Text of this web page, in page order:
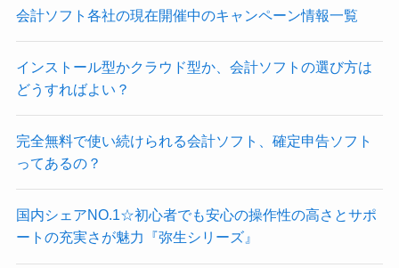
会計ソフト各社の現在開催中のキャンペーン情報一覧
インストール型かクラウド型か、会計ソフトの選び方は
どうすればよい？
完全無料で使い続けられる会計ソフト、確定申告ソフト
ってあるの？
国内シェアNO.1☆初心者でも安心の操作性の高さとサポ
ートの充実さが魅力『弥生シリーズ』